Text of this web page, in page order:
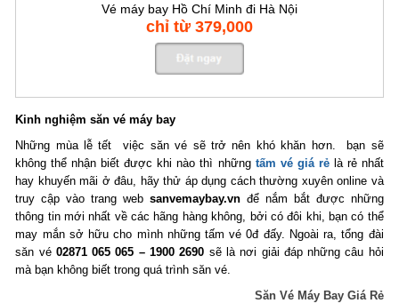
Vé máy bay Hồ Chí Minh đi Hà Nội
chỉ từ 379,000
Kinh nghiệm săn vé máy bay
Những mùa lễ tết việc săn vé sẽ trở nên khó khăn hơn. bạn sẽ
không thể nhận biết được khi nào thì nhữngtấm vé giá rẻlà rẻ nhất
hay khuyến mãi ở đâu, hãy thử áp dụng cách thường xuyên online và
truy cập vào trang web sanvemaybay.vn để nắm bắt được những
thông tin mới nhất về các hãng hàng không, bởi có đôi khi, bạn có thể
may mắn sở hữu cho mình những tấm vé 0đ đấy. Ngoài ra, tổng đài
săn vé 02871 065 065 – 1900 2690 sẽ là nơi giải đáp những câu hỏi
mà bạn không biết trong quá trình săn vé.
Săn Vé Máy Bay Giá Rẻ